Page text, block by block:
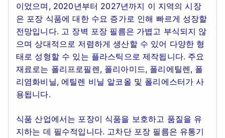
이었으며, 2020년부터 2027년까지 이 지역의 시장
은 포장 식품에 대한 수요 증가로 인해 빠르게 성장할
전망입니다. 고 장벽 포장 필름은 가볍고 부식되지 않
으며 상대적으로 저렴하게 생산할 수 있어 다양한 형
태로 성형할 수 있는 플라스틱으로 제작됩니다. 주요
재료로는 폴리프로필렌, 폴리아미드, 폴리에틸렌, 폴
리염화비닐, 에틸렌 비닐 알코올 및 폴리에스터가 사
용됩니다.
식품 산업에서는 포장이 식품을 보호하고 품질을 유
지하는 데 필수적입니다. 고차단 포장 필름은 유통기